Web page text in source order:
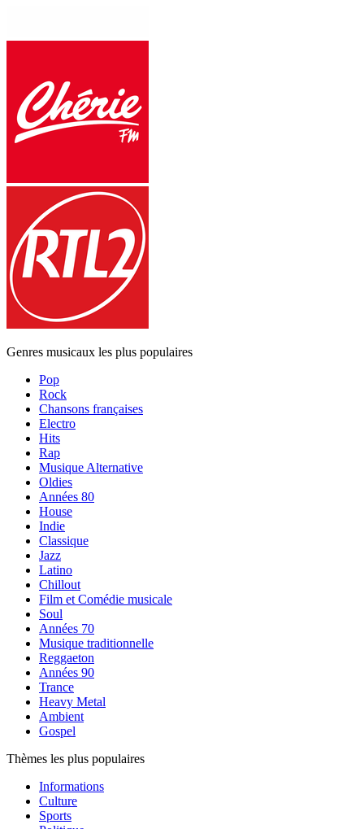
Genres musicaux les plus populaires
Pop
Rock
Chansons françaises
Electro
Hits
Rap
Musique Alternative
Oldies
Années 80
House
Indie
Classique
Jazz
Latino
Chillout
Film et Comédie musicale
Soul
Années 70
Musique traditionnelle
Reggaeton
Années 90
Trance
Heavy Metal
Ambient
Gospel
Thèmes les plus populaires
Informations
Culture
Sports